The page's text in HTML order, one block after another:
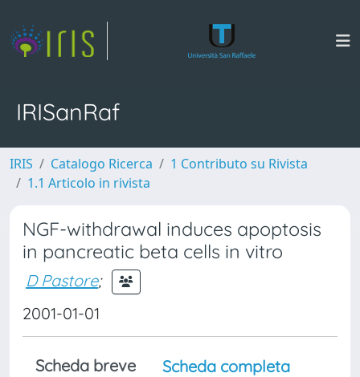
IRISanRaf
IRIS Catalogo Ricerca
1 Contributo su Rivista
1.1 Articolo in rivista
NGF-withdrawal induces apoptosis
in pancreatic beta cells in vitro
D Pastore;
2001-01-01
Scheda breve
Scheda completa